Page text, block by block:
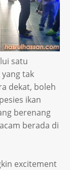
satu
tak
dekat, boleh
ikan
berenang
berada di
excitement